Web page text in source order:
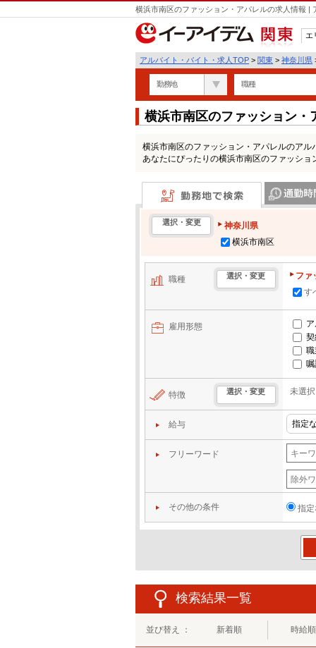
横浜市南区のファッション・アパレルの求人情報 |
関東
エ
アルバイト・バイト・求人TOP > 関東 > 神奈川県
勤務地 職種
横浜市南区のファッション・
横浜市南区のファッション・アパレルのア
あなたにぴったりの横浜市南区のファッシ
勤務地で検索
選択・変更
神奈川県
横浜市南区
職種 選択・変更
ファ
す
雇用形態
契
職
嘱
特徴 選択・変更 未選択
給与
フリーワード
その他の条件 指
検索結果一覧
並び替え ： 新着順 時給順